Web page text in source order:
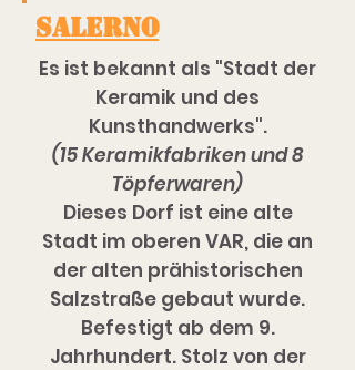
SALERNO
Es ist bekannt als "Stadt der
Keramik und des
Kunsthandwerks".
(15 Keramikfabriken und 8
Töpferwaren)
Dieses Dorf ist eine alte
Stadt im oberen VAR, die an
der alten prähistorischen
Salzstraße gebaut wurde.
Befestigt ab dem 9.
Jahrhundert. Stolz von der